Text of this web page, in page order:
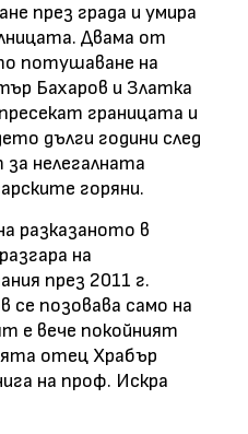
през града и умира
Двама от
потушаване на
Бахаров и Златка
границата и
дълги години след
нелегалната
горяни.
разказаното в
на
през 2011 г.
позовава само на
е вече покойният
отец Храбър
на проф. Искра